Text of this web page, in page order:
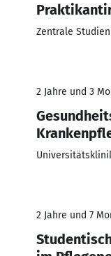
Zentrale
2 Jahre und 3
2 Jahre und 7